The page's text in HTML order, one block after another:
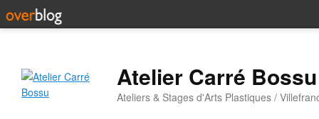
Atelier Carré Bossu
Ateliers & Stages d'Arts Plastiques /